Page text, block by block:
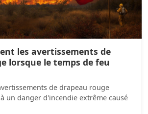
les avertissements de
lorsque le temps de feu
un danger d'incendie extrême causé